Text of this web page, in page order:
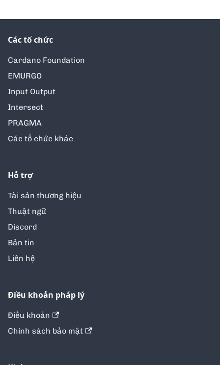
Các tổ chức
Cardano Foundation
EMURGO
Input Output
Intersect
PRAGMA
Các tổ chức khác
Hỗ trợ
Tài sản thương hiệu
Thuật ngữ
Discord
Bản tin
Liên hệ
Điều khoản pháp lý
Điều khoản
Chính sách bảo mật